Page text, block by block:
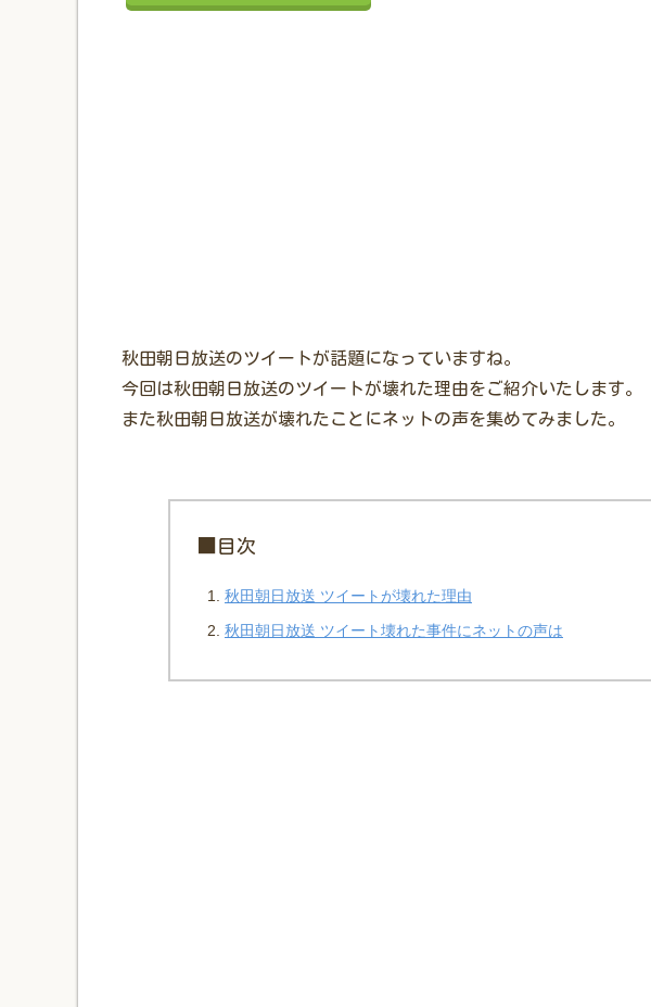
秋田朝日放送のツイートが話題になっていますね。
今回は秋田朝日放送のツイートが壊れた理由をご紹介いたします。
また秋田朝日放送が壊れたことにネットの声を集めてみました。
■目次
秋田朝日放送 ツイートが壊れた理由
秋田朝日放送 ツイート壊れた事件にネットの声は